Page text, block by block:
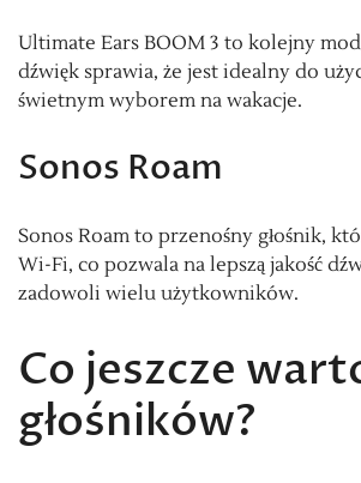
Ultimate Ears BOOM 3 to kolejny
dźwięk sprawia, że jest idealny do
świetnym wyborem na wakacje.
Sonos Roam
Sonos Roam to przenośny głośnik,
Wi-Fi, co pozwala na lepszą jakość
zadowoli wielu użytkowników.
Co jeszcze
głośników?